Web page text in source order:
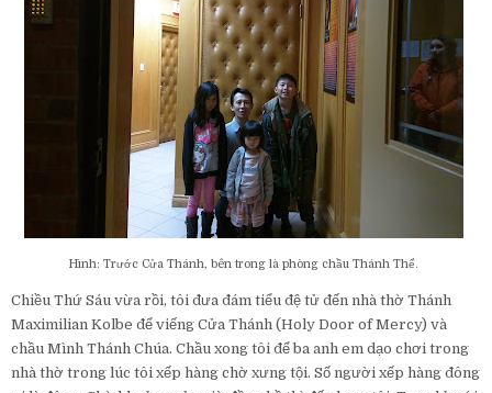
Hình: Trước Cửa Thánh, bên trong là phòng chầu Thánh Thể.
Chiều Thứ Sáu vừa rồi, tôi đưa đám tiểu đệ tử đến nhà thờ Thánh
Maximilian Kolbe để viếng Cửa Thánh (Holy Door of Mercy) và
chầu Mình Thánh Chúa. Chầu xong tôi để ba anh em dạo chơi trong
nhà thờ trong lúc tôi xếp hàng chờ xưng tội. Số người xếp hàng đông